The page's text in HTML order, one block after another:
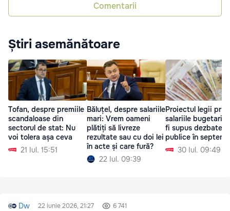
Comentarii
Știri asemănătoare
Tofan, despre premiile
scandaloase din
sectorul de stat: Nu
voi tolera așa ceva
21 Iul. 15:51
Băluțel, despre salariile
mari: Vrem oameni
plătiți să livreze
rezultate sau cu doi lei
în acte și care fură?
22 Iul. 09:39
Proiectul legii
salariile
fi supus dezbaterii
publice în
30 Iul. 09:49
Dw 22 iunie 2026, 21:27 6 741